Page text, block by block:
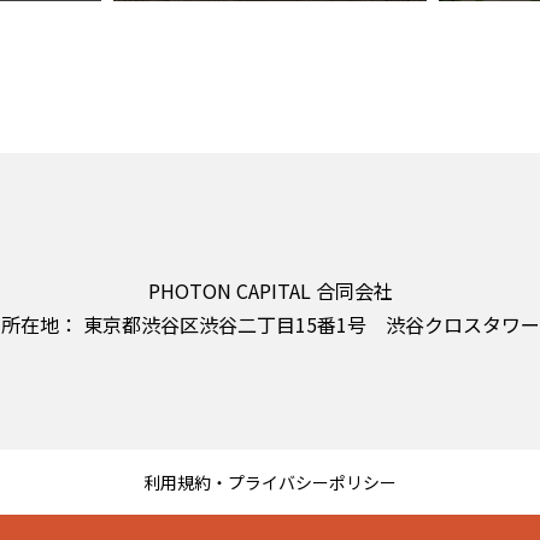
PHOTON CAPITAL 合同会社
在地： 東京都渋谷区渋谷二丁目15番1号 渋谷クロスタワ
利用規約・プライバシーポリシー